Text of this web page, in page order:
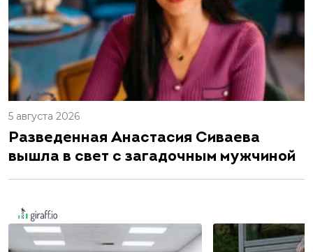
5 августа 2026
Разведенная Анастасия Сиваева
вышла в свет с загадочным мужчиной